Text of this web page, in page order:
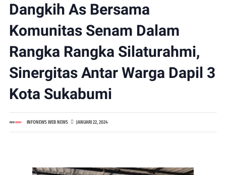
Dangkih As Bersama
Komunitas Senam Dalam
Rangka Rangka Silaturahmi,
Sinergitas Antar Warga Dapil 3
Kota Sukabumi
INFONEWS WEB NEWS JANUARI 22, 2024